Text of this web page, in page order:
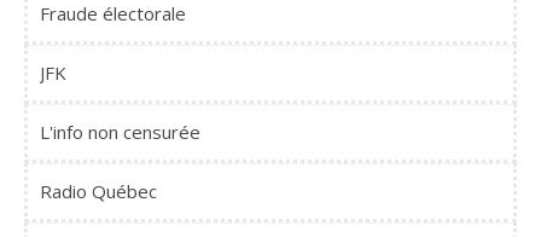
Fraude électorale
JFK
L'info non censurée
Radio Québec